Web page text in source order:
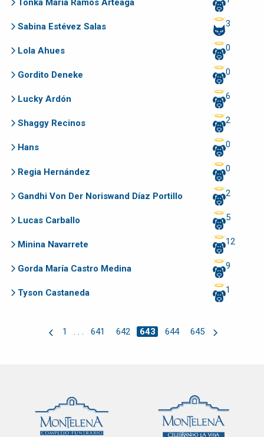
Tonka María Ramos Arteaga
Sabina Estévez Salas 3
Lola Ahues 0
Gordito Deneke 0
Lucky Ardón 6
Shaggy Recinos 2
Hans 0
Regia Hernández 0
Gandhi Von Der Noriswand Díaz Portillo 2
Lucas Carballo 5
Minina Navarrete 12
Gorda María Castro Medina 9
Tyson Castaneda 1
1 . . . 641 642 643 644 645